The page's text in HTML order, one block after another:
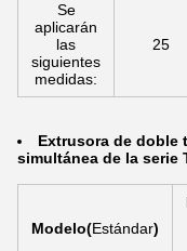
Se
aplicarán
las
siguientes
medidas:
25
Extrusora de doble
simultánea de la serie
Modelo(Estándar)